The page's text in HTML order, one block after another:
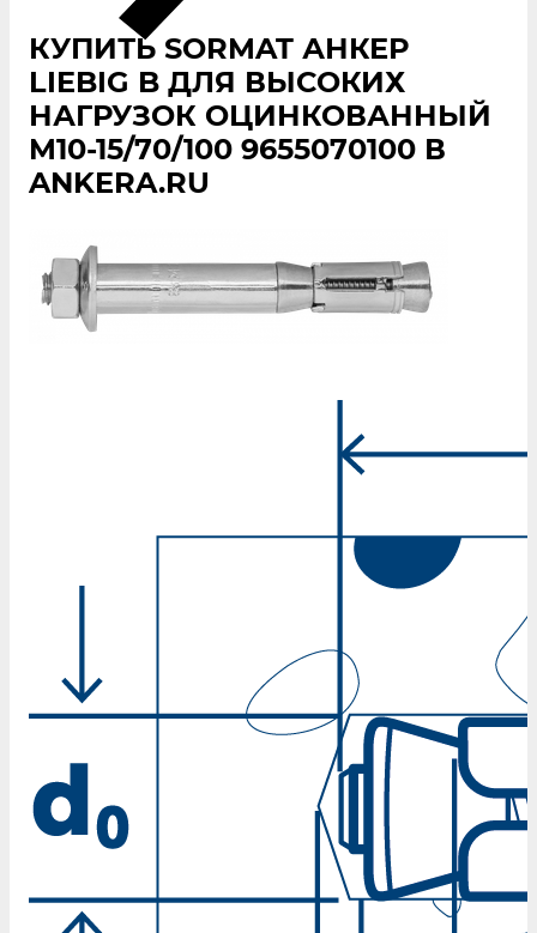
КУПИТЬ SORMAT АНКЕР
LIEBIG B ДЛЯ ВЫСОКИХ
НАГРУЗОК ОЦИНКОВАННЫЙ
M10-15/70/100 9655070100 В
ANKERA.RU